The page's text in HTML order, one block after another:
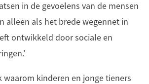
in de gevoelens van de mensen
alleen als het brede wegennet in
ontwikkeld door sociale en
waarom kinderen en jonge tieners